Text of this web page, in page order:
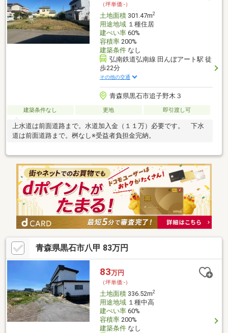
（坪単価:-）
土地面積301.47m2
用途地域１種住居
建ぺい率60%
容積率200%
建築条件なし
弘南鉄道弘南線 田んぼアート駅 徒
歩22分
その他の交通
青森県黒石市追子野木３
建築条件なし 更地 即引渡し可
上水道は前面道路まで。水道加入金（１１万）必要です。 下水
道は前面道路まで。桝なし※受益者負担金完納。
青森県黒石市八甲 83万円
83万円
（坪単価:-）
土地面積336.52m2
用途地域１種中高
建ぺい率60%
容積率200%
建築条件なし